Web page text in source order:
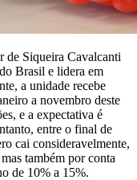
de Siqueira Cavalcanti
Brasil e lidera em
a unidade recebe
a novembro deste
e a expectativa é
entre o final de
cai consideravelmente,
também por conta
de 10% a 15%.